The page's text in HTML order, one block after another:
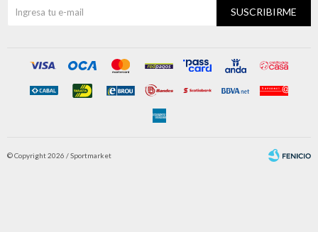
SUSCRIBIRME
© Copyright 2026 / Sportmarket